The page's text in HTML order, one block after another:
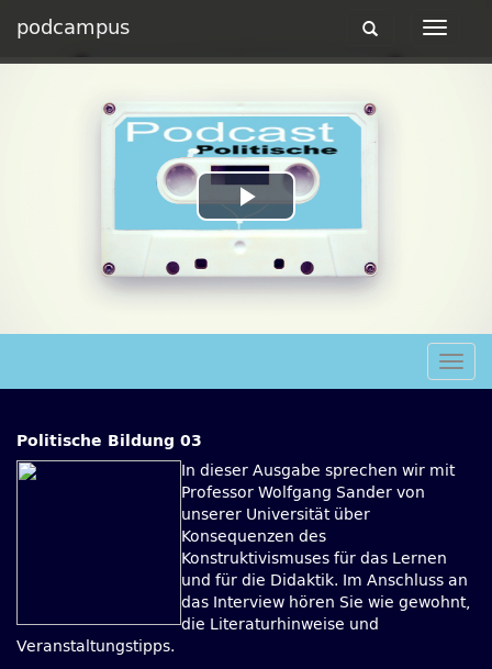
podcampus
Toggle
Toggle
Play
Video
Politische Bildung 03
In dieser Ausgabe sprechen wir mit
Professor Wolfgang Sander von
unserer Universität über
Konsequenzen des
Konstruktivismuses für das Lernen
und für die Didaktik. Im Anschluss an
das Interview hören Sie wie gewohnt,
die Literaturhinweise und
Veranstaltungstipps.